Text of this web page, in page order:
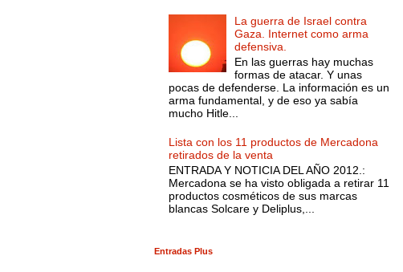
La guerra de Israel contra
Gaza. Internet como arma
defensiva.
En las guerras hay muchas
formas de atacar. Y unas
pocas de defenderse. La información es un
arma fundamental, y de eso ya sabía
mucho Hitle...
Lista con los 11 productos de Mercadona
retirados de la venta
ENTRADA Y NOTICIA DEL AÑO 2012.:
Mercadona se ha visto obligada a retirar 11
productos cosméticos de sus marcas
blancas Solcare y Deliplus,...
Entradas Plus